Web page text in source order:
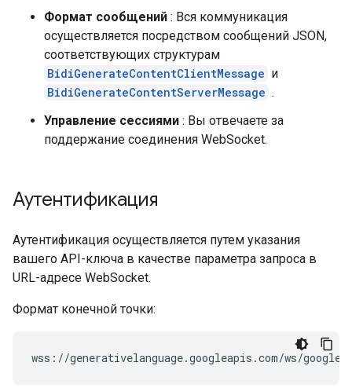
Формат сообщений : Вся коммуникация
осуществляется посредством сообщений JSON,
соответствующих структурам
BidiGenerateContentClientMessage и
BidiGenerateContentServerMessage .
Управление сессиями : Вы отвечаете за
поддержание соединения WebSocket.
Аутентификация
Аутентификация осуществляется путем указания
вашего API-ключа в качестве параметра запроса в
URL-адресе WebSocket.
Формат конечной точки: